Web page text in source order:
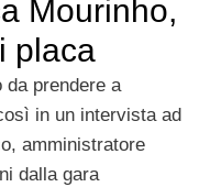
Mourinho,
placa
da prendere a
in un intervista ad
amministratore
dalla gara